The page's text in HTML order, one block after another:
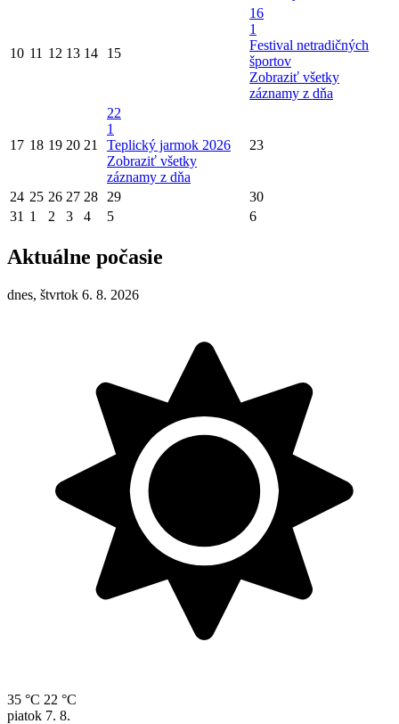
10 11 12 13 14 15
16
1
Festival netradičných
športov
Zobraziť všetky
záznamy z dňa
17 18 19 20 21
22
1
Teplický jarmok 2026
Zobraziť všetky
záznamy z dňa
23
24 25 26 27 28 29
30
31 1 2 3 4 5 6
Aktuálne počasie
dnes, štvrtok 6. 8. 2026
35 °C 22 °C
piatok 7. 8.